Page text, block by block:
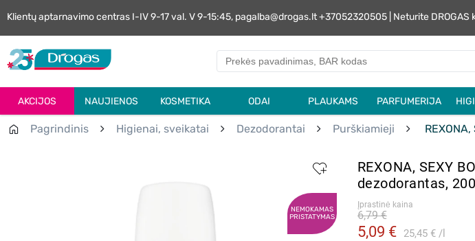
Klientų aptarnavimo centras I-IV 9-17 val. V 9-15:45, pagalba@drogas.lt +37052320505 | Neturite
AKCIJOS NAUJIENOS KOSMETIKA ODAI PLAUKAMS PARFUMERIJA
Pagrindinis Higienai, sveikatai Dezodorantai Purškiamieji
NEMOKAMAS
PRISTATYMAS
REXONA, SEXY
dezodorantas,
Įprastinė kaina
5,09 € 25,45 € l
6,79 €